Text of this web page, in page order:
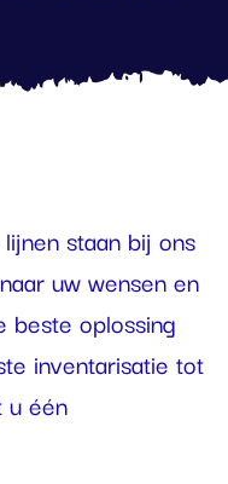
staan bij ons
uw wensen en
beste oplossing
inventarisatie tot
één